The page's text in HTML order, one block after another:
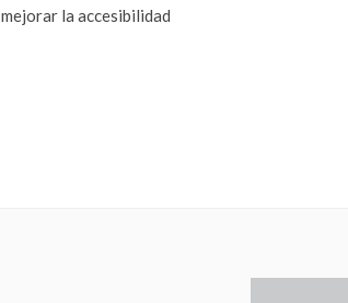
la accesibilidad